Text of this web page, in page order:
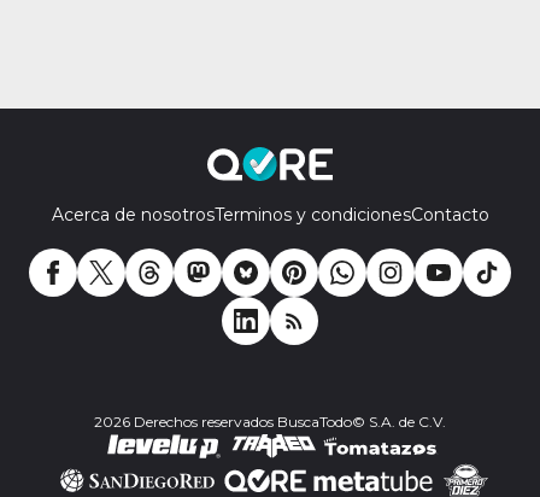
Acerca de nosotrosTerminos y condicionesContacto
2026 Derechos reservados BuscaTodo© S.A. de C.V.